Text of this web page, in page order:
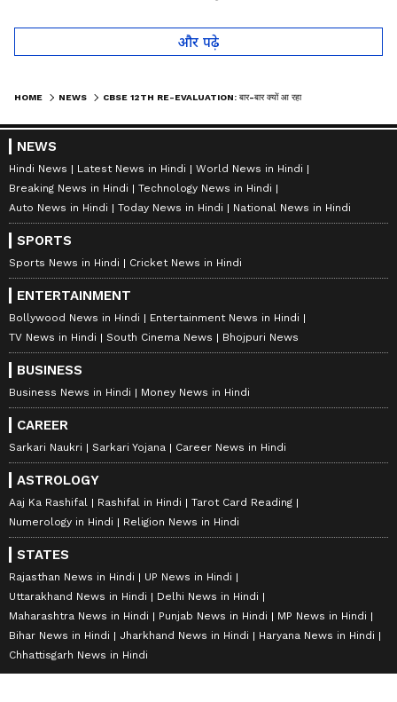
और पढ़े
HOME NEWS
NEWS
Hindi News Latest News in Hindi
World News in Hindi
Breaking News in Hindi
Technology News in Hindi
Auto News in Hindi
Today News in Hindi National News in Hindi
SPORTS
Sports News in Hindi Cricket News in Hindi
ENTERTAINMENT
Bollywood News in Hindi
Entertainment News in Hindi
TV News in Hindi
South Cinema News Bhojpuri News
BUSINESS
Business News in Hindi Money News in Hindi
CAREER
Sarkari Naukri Sarkari Yojana Career News in Hindi
ASTROLOGY
Aaj Ka Rashifal Rashifal in Hindi
Tarot Card Reading
Numerology in Hindi
Religion News in Hindi
STATES
Rajasthan News in Hindi
UP News in Hindi
Uttarakhand News in Hindi
Delhi News in Hindi
Maharashtra News in Hindi
Punjab News in Hindi
MP News in Hindi
Bihar News in Hindi
Jharkhand News in Hindi
Haryana News in Hindi
Chhattisgarh News in Hindi